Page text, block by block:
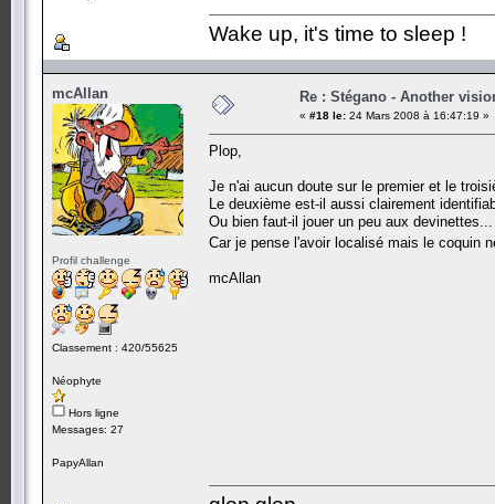
Wake up, it's time to sleep !
mcAllan
Profil challenge
Classement : 420/55625
Néophyte
Hors ligne
Messages: 27
PapyAllan
Re : Stégano - Another
« #18 le: 24 Mars 2008 à 16:47:19 »
Plop,
Je n'ai aucun doute sur le premier et le
Le deuxième est-il aussi clairement
Ou bien faut-il jouer un peu aux devinettes...
Car je pense l'avoir localisé mais le coquin
mcAllan